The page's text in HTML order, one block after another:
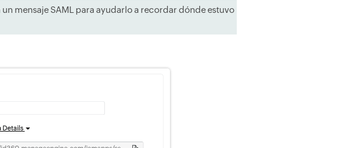
mensaje SAML para ayudarlo a recordar dónde estuvo